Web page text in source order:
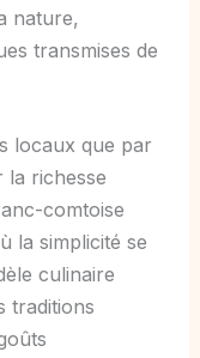
nature,
transmises de
locaux que par
la richesse
comtoise
la simplicité se
culinaire
traditions